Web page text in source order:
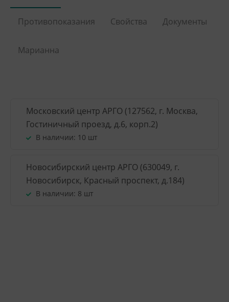
Противопоказания Свойства Документы
Марианна
Московский центр АРГО (127562, г. Москва,
Гостиничный проезд, д.6, корп.2)
В наличии: 10 шт
Новосибирский центр АРГО (630049, г.
Новосибирск, Красный проспект, д.184)
В наличии: 8 шт